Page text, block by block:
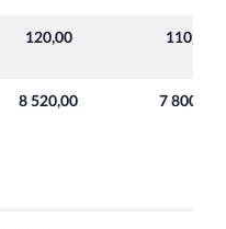
120,00 110,00
8 520,00 7 800,00